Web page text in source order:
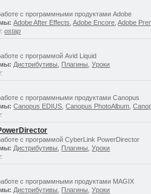
с программными продуктами Adobe
Adobe After Effects ,Adobe Encore ,Adobe
ostap
с программой Avid Liquid
Дистрибутивы Плагины ,Уроки
с программными продуктами Canopus
Canopus EDIUS ,Canopus PhotoAlbum ,
с программой CyberLink PowerDirector
Дистрибутивы Плагины ,Уроки
с программными продуктами MAGIX
Дистрибутивы Плагины ,Уроки